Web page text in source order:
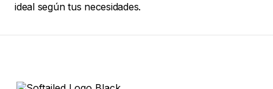
ideal según tus necesidades.